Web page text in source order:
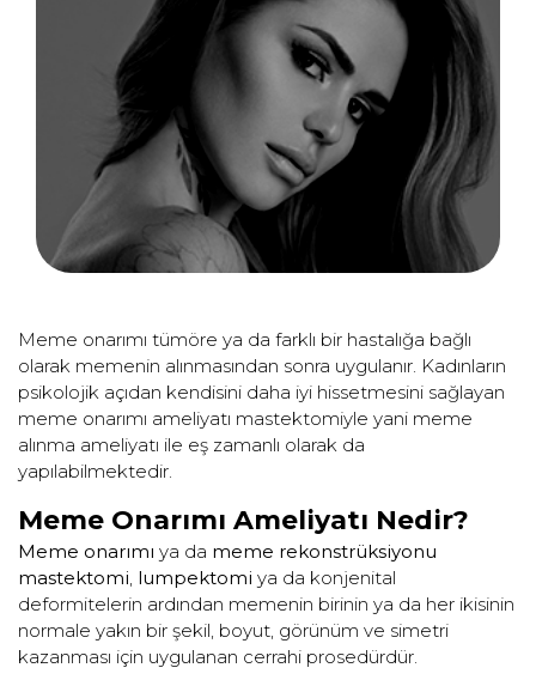
Meme onarımı tümöre ya da farklı bir hastalığa bağlı
olarak memenin alınmasından sonra uygulanır. Kadınların
psikolojik açıdan kendisini daha iyi hissetmesini sağlayan
meme onarımı ameliyatı mastektomiyle yani meme
alınma ameliyatı ile eş zamanlı olarak da
yapılabilmektedir.
Meme Onarımı Ameliyatı Nedir?
Meme onarımı ya da meme rekonstrüksiyonu
mastektomi lumpektomi ya da konjenital
deformitelerin ardından memenin birinin ya da her ikisinin
normale yakın bir şekil, boyut, görünüm ve simetri
kazanması için uygulanan cerrahi prosedürdür.